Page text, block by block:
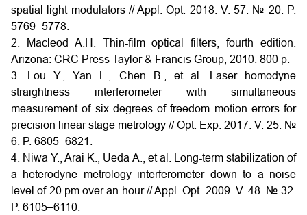
spatial light modulators // Appl. Opt. 2018. V. 57. № 20. P.
5769–5778.
2. Macleod A.H. Thin-film optical filters, fourth edition.
Arizona: CRC Press Taylor & Francis Group, 2010. 800 p.
3. Lou Y., Yan L., Chen B., et al. Laser homodyne
straightness interferometer with simultaneous
measurement of six degrees of freedom motion errors for
precision linear stage metrology // Opt. Exp. 2017. V. 25. №
6. P. 6805–6821.
4. Niwa Y., Arai K., Ueda A., et al. Long-term stabilization of
a heterodyne metrology interferometer down to a noise
level of 20 pm over an hour // Appl. Opt. 2009. V. 48. № 32.
P. 6105–6110.